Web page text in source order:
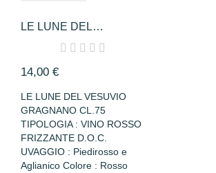
LE LUNE DEL
VESUVIO...
14,00 €
LE LUNE DEL VESUVIO
GRAGNANO CL.75
TIPOLOGIA : VINO ROSSO
FRIZZANTE D.O.C.
UVAGGIO : Piedirosso e
Aglianico Colore : Rosso